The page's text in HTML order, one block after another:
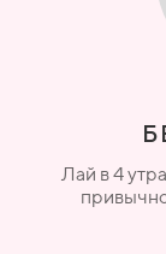
Лай в 4